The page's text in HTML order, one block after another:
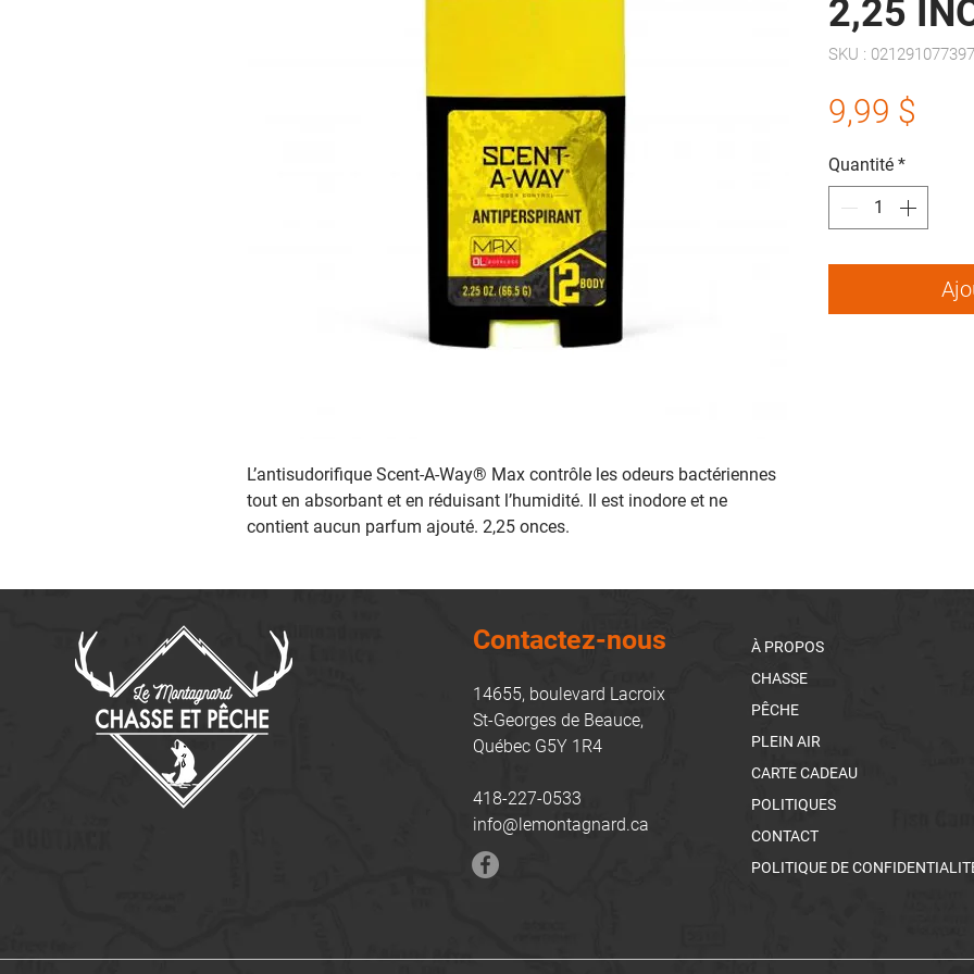
L’antisudorifique Scent-A-Way® Max contrôle les odeurs bactériennes
tout en absorbant et en réduisant l’humidité. Il est inodore et ne
contient aucun parfum ajouté. 2,25 onces.
2,25
SKU : 021291077397
9,99 $
Quantité *
Contactez-nous
14655, boulevard Lacroix
St-Georges de Beauce,
Québec G5Y 1R4
418-227-0533
info@lemontagnard.ca
À PROPOS
CHASSE
PÊCHE
PLEIN AIR
CARTE CADEAU
POLITIQUES
CONTACT
POLITIQUE DE